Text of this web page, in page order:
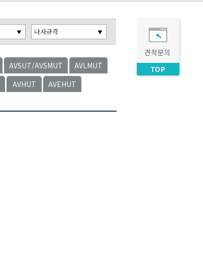
AVSUT/AVSMUT
AVLMUT
AVHUT
AVEHUT